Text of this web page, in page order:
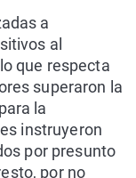
a
al
que respecta
superaron la
la
instruyeron
por presunto
por no